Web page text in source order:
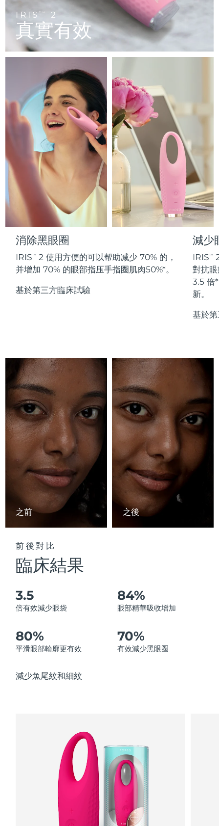
IRIS TM 2
真實有效
消除黑眼圈
IRISTM
2 使用方便的可以帮助减少 70% 的，
并增加 70% 的眼部指压手指圈肌肉50%*。
基於第三方臨床試驗
減少
IRISTM
對抗
3.5 倍
新。
基於
之前 之後
前後對比
臨床結果
3.5
倍有效減少眼袋
84%
眼部精華吸收增加
80%
平滑眼部輪廓更有效
70%
有效減少黑眼圈
減少魚尾紋和細紋
For travel or gym bag
LUNA™護膚
LUNA™ 設備
All facial cleansing devices
All premium facelift devices
UFO™ 3 go
Portable red light therapy
Rejuvenation & hydration
UFO™ 設備
All deep facial hydration devices
issa™ 4 baby
For ages 0-3
issa™ Teeth Whitening Set
Dual LED + sonic device & 18% PAP gel
ISSA™ 設備
All silicone sonic toothbrushes
Advanced clinical anti-aging
FAQ™ P1 Primer
Manuka honey primer
FAQ™護膚品
All FAQ™ skincare
FAQ™產品
All anti-aging treatments
LED mask
FAQ™ 221
Anti-aging LED hand mask
FAQ™護膚品
All FAQ™ skincare
FAQ™產品
All LED treatments
FAQ™ 301
LED hair strengthening scalp massager
FAQ™ Scalp Serum
Scalp recovery probiotic serum
FAQ™護膚品
All FAQ™ skincare
FAQ™產品
All hair treatments
FAQ™ 501
Full-Spectrum Red Light Therapy
FAQ™ 502
Full-Spectrum Red Light Therapy
FAQ™ Red Light Serum
FAQ™ skincare
All FAQ™ skincare
FAQ™ products
All toning treatments
保健品
NEW
專業治療
PEACH™ 2 Pro Max
Professional IPL hair removal device
PEACH™ 2
IPL hair removal
PEACH™ 2 go
Travel-friendly IPL hair removal
身體護理
BEAR™ 2 body
Microcurrent body toning
LUNA™ 4 body
Massaging body brush
SUPERCHARGED™ serum
Firming body serum
痘肌護理
ESPADA™ 2 plus
Recurring acne LED therapy
ESPADA™ 2
Acne treatment device
ESPADA™ Blemish Solution
ESPADA™ 設備
All acne treatment devices
眼部護理
BEAR™ 2 eyes & lips
Microcurrent line smoothing device
IRIS™ 2
Rejuvenating eye massager
眼部護理設備
All revitalizing eye massagers
毛孔護理
KIWI™ derma
Diamond microdermabrasion .
KIWI™ 皮肤护理
Advanced pore care essentials
護發
LUNA™ 4 hair
2-in-1 LED scalp massager
LUNA™ Dual-Peptide Scalp
Serum
For healthy hair
issa™ Teeth Whitening Gel
18% PAP
護膚品 男士
全部購買
FOREO APP
賽普勒斯 預計送達日期
捷克 預計送達日期
愛沙尼亞 預計送達日期
芬蘭 預計送達日期
預計送達日期8/11/26
法屬玻里尼西亞 預計送達日期 8/15/26
德國 預計送達日期 8/11/26
直布羅陀 預計送達日期 8/15/26
希臘 預計送達日期8/11/26
匈牙利 預計送達日期 8/11/26
冰島 8/12/26
8/9/26
曼島 預計送達日期 8/13/26
以色列 預計送達日期
義大利 預計送達日期 8/11/26
日本 預計送達日期 8/14/26
澤西島 預計送達日期
哈薩克 預計送達日期
科威特 預計送達日期8/11/26
拉脫維亞 預計送達日期8/11/26
黎巴嫩
立陶宛
盧森堡 預計送達日期
馬來西亞 預計送達日期
預計送達日期
預計送達日期